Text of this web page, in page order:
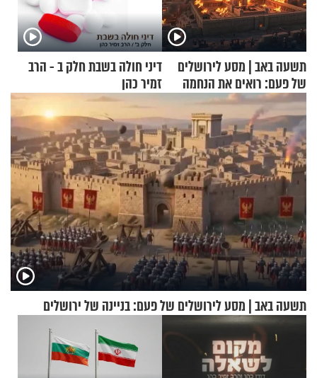
תשעה באב | מסע לירושלים
של פעם: רואים את הנחמה
דיני חולה בשבת חלק ב - הרב
זמיר כהן
תשעה באב | מסע לירושלים של פעם: בניינה של ירושלים